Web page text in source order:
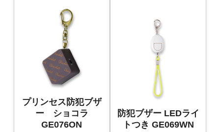
プリンセス防犯ブザ
ー ショコラ
GE076ON
防犯ブザー LEDライ
トつき GE069WN